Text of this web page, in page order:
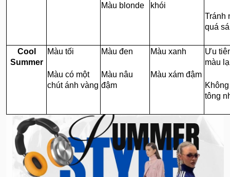
Màu blonde
khói
Tránh
quá
Cool
Summer
Màu tối
Màu có một
chút ánh vàng
Màu đen
Màu nâu
đậm
Màu xanh
Màu xám đậm
Ưu
màu
tông